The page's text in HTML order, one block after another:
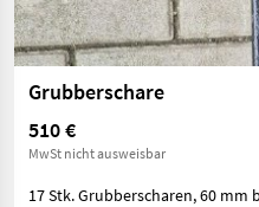
Grubberschare
510 €
MwSt nicht ausweisbar
17 Stk. Grubberscharen, 60 mm